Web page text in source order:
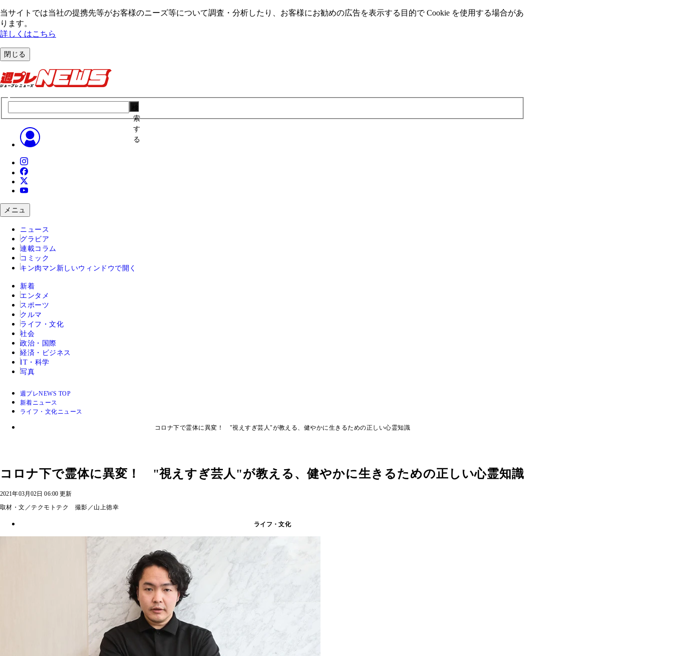
当サイトでは当社の提携先等がお客様のニーズ等について調査・分析したり、お客様にお勧めの広告を表⽰する⽬的で Cookie を使⽤する場合があ
ります。
詳しくはこちら
閉じる
索
す
る
メニュ
ニュース
グラビア
連載コラム
コミック
キン肉マン 新しいウィンドウで開く
新着
エンタメ
スポーツ
クルマ
ライフ・文化
社会
政治・国際
経済・ビジネス
IT・科学
写真
週プレNEWS TOP
新着ニュース
ライフ・文化ニュース
コロナ下で霊体に異変！ "視えすぎ芸人"が教える、健やかに生きるための正しい心霊知識
コロナ下で霊体に異変！ "視えすぎ芸人"が教える、健やかに生きるための正しい心霊知識
2021年03月02日 06:00 更新
取材・文／テクモトテク 撮影／山上徳幸
ライフ・文化